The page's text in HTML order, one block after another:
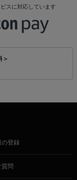
スに対応しています
＞
の登録
問